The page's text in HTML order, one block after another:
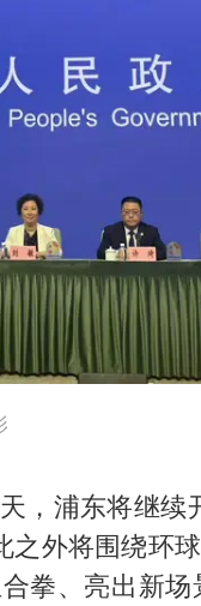
，浦东将继续
外将围绕环
拳、亮出新场